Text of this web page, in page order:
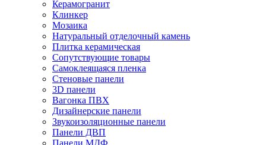
Керамогранит
Клинкер
Мозаика
Натуральный отделочный камень
Плитка керамическая
Сопутствующие товары
Самоклеящаяся пленка
Стеновые панели
3D панели
Вагонка ПВХ
Дизайнерские панели
Звукоизоляционные панели
Панели ДВП
Панели МДФ